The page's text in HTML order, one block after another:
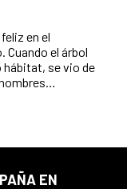
en el
el árbol
hábitat, se vio de
EN